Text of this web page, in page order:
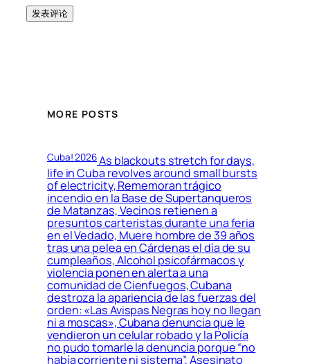
MORE POSTS
Cuba! 2026As blackouts stretch for days,
life in Cuba revolves around small bursts
of electricity, Rememoran trágico
incendio en la Base de Supertanqueros
de Matanzas, Vecinos retienen a
presuntos carteristas durante una feria
en el Vedado, Muere hombre de 39 años
tras una pelea en Cárdenas el día de su
cumpleaños, Alcohol psicofármacos y
violencia ponen en alerta a una
comunidad de Cienfuegos, Cubana
destroza la apariencia de las fuerzas del
orden: «Las Avispas Negras hoy no llegan
ni a moscas», Cubana denuncia que le
vendieron un celular robado y la Policía
no pudo tomarle la denuncia porque “no
había corriente ni sistema”, Asesinato